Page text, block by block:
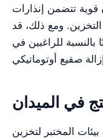
قوية تتضمن إنذارات
ومع ذلك، قد
بالنسبة للراغبين في
في الميدان
المختبر لتخزين